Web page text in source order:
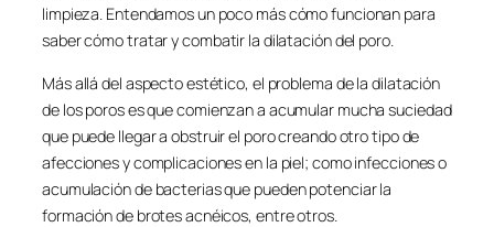
limpieza. Entendamos un poco más cómo funcionan para
saber cómo tratar y combatir la dilatación del poro.
Más allá del aspecto estético, el problema de la dilatación
de los poros es que comienzan a acumular mucha suciedad
que puede llegar a obstruir el poro creando otro tipo de
afecciones y complicaciones en la piel; como infecciones o
acumulación de bacterias que pueden potenciar la
formación de brotes acnéicos, entre otros.